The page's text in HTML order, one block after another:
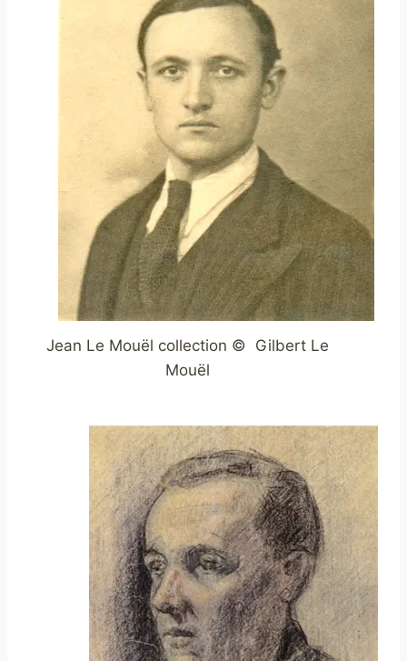
Jean Le Mouël collection © Gilbert Le
Mouël